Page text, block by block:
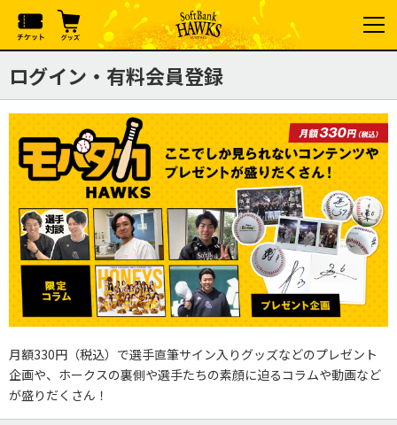
ログイン・有料会員登録
月額330円（税込）で選手直筆サイン入りグッズなどのプレゼント
企画や、ホークスの裏側や選手たちの素顔に迫るコラムや動画など
が盛りだくさん！